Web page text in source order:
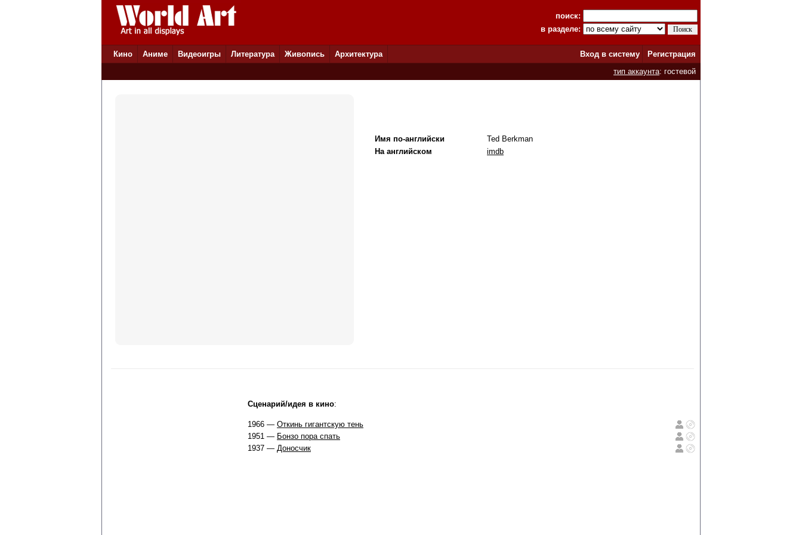
поиск:
в разделе:
Кино Аниме Видеоигры Литература Живопись Архитектура Вход в систему
Регистрация
тип аккаунта: гостевой
Имя по-английски
Ted Berkman
На английском
imdb
Сценарий/идея в кино:
1966 — Откинь гигантскую тень
1951 — Бонзо пора спать
1937 — Доносчик